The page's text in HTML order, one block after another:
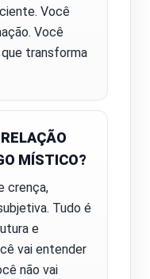
Você
Você
transforma
MÍSTICO?
crença,
Tudo é
e
vai entender
não vai